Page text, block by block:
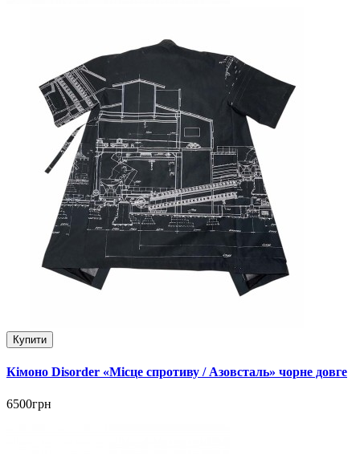
Купити
Кімоно Disorder «Місце спротиву / Азовсталь» чорне довге
6500грн